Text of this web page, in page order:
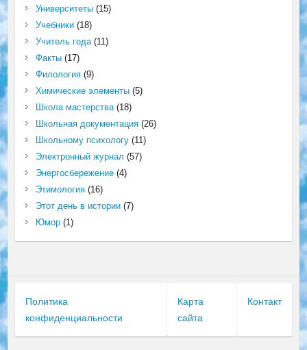
Университеты(15)
Учебники(18)
Учитель года(11)
Факты(17)
Филология(9)
Химические элементы(5)
Школа мастерства(18)
Школьная документация(26)
Школьному психологу(11)
Электронный журнал (57)
Энергосбережение(4)
Этимология(16)
Этот день в истории(7)
Юмор(1)
Политика
конфиденциальности
Карта
сайта
Контакт